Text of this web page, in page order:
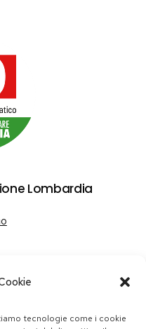
tecnologie come i cookie
Lombardia
sui cookie